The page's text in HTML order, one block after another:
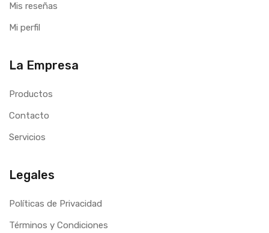
Mis reseñas
Mi perfil
La Empresa
Productos
Contacto
Servicios
Legales
Políticas de Privacidad
Términos y Condiciones